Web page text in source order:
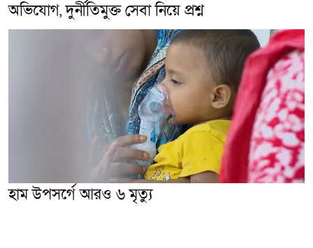
অভিযোগ, দুর্নীতিমুক্ত সেবা নিয়ে প্রশ্ন
হাম উপসর্গে আরও ৬ মৃত্যু